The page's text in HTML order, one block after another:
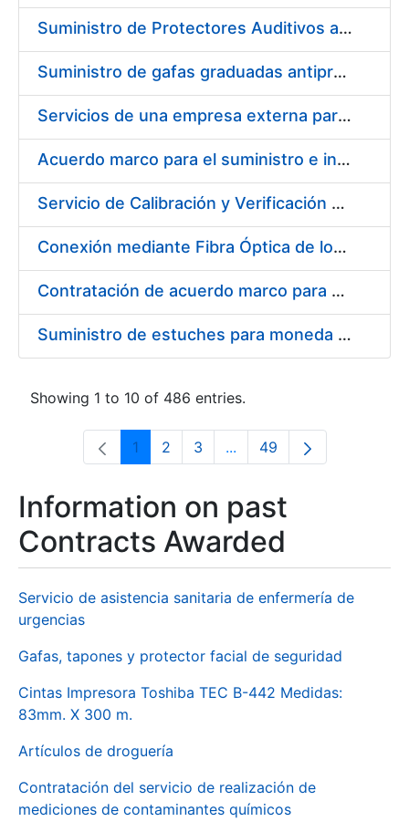
Suministro de Protectores Auditivos a medida para las personas trabajadoras de los Centros de Trabajo de Madrid y Burgos
Suministro de gafas graduadas antiproyecciones para los trabajadores de la FNMT-RCM en los centros de trabajo de Madrid y Burgos
Servicios de una empresa externa para el asesoramiento y resolución de los recursos de alzada que se presentan relacionados con procesos de selección para la FNMT-RCM
Acuerdo marco para el suministro e instalación de persianas, estores y otros complementos
Servicio de Calibración y Verificación Externa de los Equipos de Medición del Servicio de Prevención de la FNMT-RCM
Conexión mediante Fibra Óptica de los Centros de Proceso de Datos (CPDs) de las sedes de la FNMT-RCM de Burgos y Madrid
Contratación de acuerdo marco para el Suministro de Material de Electricidad para la Fábrica Nacional de Moneda y Timbre-Real Casa de la Moneda en su centro de trabajo de Burgos
Suministro de estuches para moneda de 30 €
Showing 1 to 10 of 486 entries.
Page
1 Page
2 Page
3 ...Intermediate Pages Use
Page
49
Information on past
Contracts Awarded
Servicio de asistencia sanitaria de enfermería de
urgencias
Gafas, tapones y protector facial de seguridad
Cintas Impresora Toshiba TEC B-442 Medidas:
83mm. X 300 m.
Artículos de droguería
Contratación del servicio de realización de
mediciones de contaminantes químicos